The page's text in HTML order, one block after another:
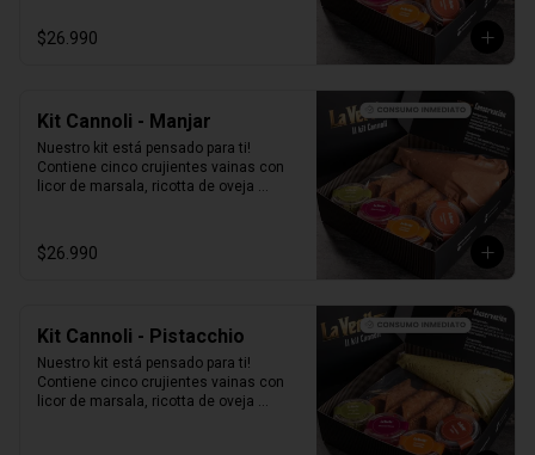
confitada, marrasquino, pistacho y una
exquisita crema de pistacho.
$26.990
Kit Cannoli - Manjar
Nuestro kit está pensado para ti!
Contiene cinco crujientes vainas con
licor de marsala, ricotta de oveja
confitada, marrasquino, pistacho y una
exquisita crema de pistacho.
$26.990
Kit Cannoli - Pistacchio
Nuestro kit está pensado para ti!
Contiene cinco crujientes vainas con
licor de marsala, ricotta de oveja